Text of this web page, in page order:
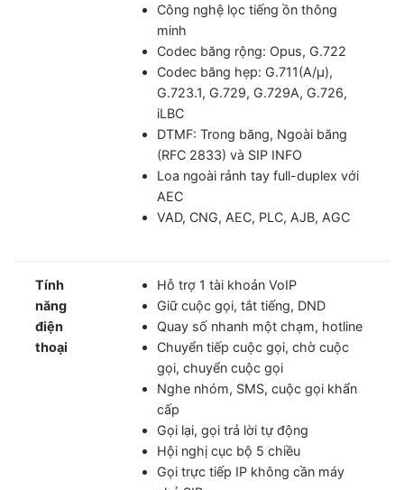
Công nghệ lọc tiếng ồn thông
minh
Codec băng rộng: Opus, G.722
Codec băng hẹp: G.711(A/μ),
G.723.1, G.729, G.729A, G.726,
iLBC
DTMF: Trong băng, Ngoài băng
(RFC 2833) và SIP INFO
Loa ngoài rảnh tay full-duplex với
AEC
VAD, CNG, AEC, PLC, AJB, AGC
Tính
năng
điện
thoại
Hỗ trợ 1 tài khoản VoIP
Giữ cuộc gọi, tắt tiếng, DND
Quay số nhanh một chạm, hotline
Chuyển tiếp cuộc gọi, chờ cuộc
gọi, chuyển cuộc gọi
Nghe nhóm, SMS, cuộc gọi khẩn
cấp
Gọi lại, gọi trả lời tự động
Hội nghị cục bộ 5 chiều
Gọi trực tiếp IP không cần máy